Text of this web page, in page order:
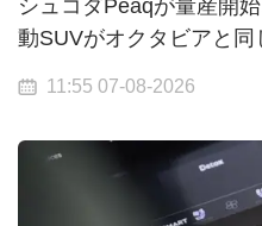
シュコダPeaqが量産開
動SUVがオクタビアと同
11:55 07-08-2026